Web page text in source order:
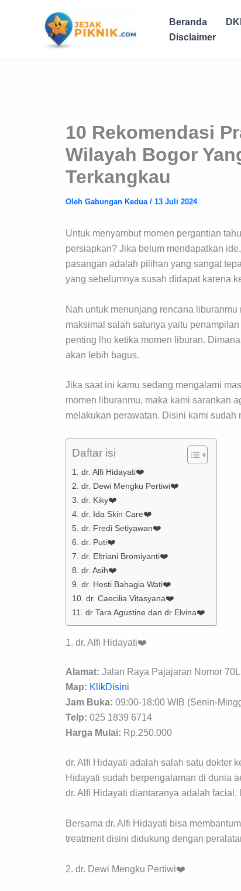
Beranda
Disclaimer
10 Rekomendasi
Wilayah Bogor
Terkangkau
Oleh Gabungan Kedua / 13 Juli 2024
Untuk menyambut momen pergantian
persiapkan? Jika belum mendapatkan
pasangan adalah pilihan yang sangat
yang sebelumnya susah didapat karena
Nah untuk menunjang rencana
maksimal salah satunya yaitu
penting lho ketika momen liburan.
akan lebih bagus.
Jika saat ini kamu sedang mengalami
momen liburanmu, maka kami sarankan
melakukan perawatan. Disini kami sudah
Daftar isi
1. dr. Alfi Hidayati❤️
2. dr. Dewi Mengku Pertiwi❤️
3. dr. Kiky❤️
4. dr. Ida Skin Care❤️
5. dr. Fredi Setiyawan❤️
6. dr. Puti❤️
7. dr. Eltriani Bromiyanti❤️
8. dr. Asih❤️
9. dr. Hesti Bahagia Wati❤️
10. dr. Caecilia Vitasyana❤️
11. dr Tara Agustine dan dr Elvina❤️
1. dr. Alfi Hidayati❤️
Alamat: Jalan Raya Pajajaran Nomor
Map: KlikDisini
Jam Buka: 09:00-18:00 WIB (Senin-
Telp: 025 1839 6714
Harga Mulai: Rp.250.000
dr. Alfi Hidayati adalah salah satu dokter
Hidayati sudah berpengalaman di dunia
dr. Alfi Hidayati diantaranya adalah
Bersama dr. Alfi Hidayati bisa
treatment disini didukung dengan
2. dr. Dewi Mengku Pertiwi❤️